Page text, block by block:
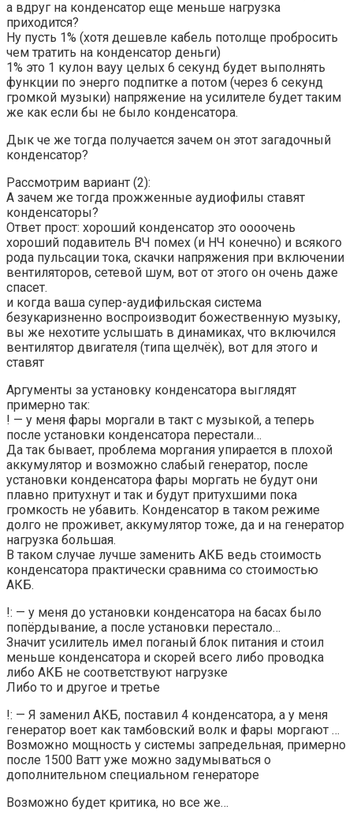
а вдруг на конденсатор еще меньше нагрузка
приходится?
Ну пусть 1% (хотя дешевле кабель потолще пробросить
чем тратить на конденсатор деньги)
1% это 1 кулон вауу целых 6 секунд будет выполнять
функции по энерго подпитке а потом (через 6 секунд
громкой музыки) напряжение на усилителе будет таким
же как если бы не было конденсатора.
Дык че же тогда получается зачем он этот загадочный
конденсатор?
Рассмотрим вариант (2):
А зачем же тогда прожженные аудиофилы ставят
конденсаторы?
Ответ прост: хороший конденсатор это оооочень
хороший подавитель ВЧ помех (и НЧ конечно) и всякого
рода пульсации тока, скачки напряжения при включении
вентиляторов, сетевой шум, вот от этого он очень даже
спасет.
и когда ваша супер-аудифильская система
безукаризненно воспроизводит божественную музыку,
вы же нехотите услышать в динамиках, что включился
вентилятор двигателя (типа щелчёк), вот для этого и
ставят
Аргументы за установку конденсатора выглядят
примерно так:
! — у меня фары моргали в такт с музыкой, а теперь
после установки конденсатора перестали…
Да так бывает, проблема моргания упирается в плохой
аккумулятор и возможно слабый генератор, после
установки конденсатора фары моргать не будут они
плавно притухнут и так и будут притухшими пока
громкость не убавить. Конденсатор в таком режиме
долго не проживет, аккумулятор тоже, да и на генератор
нагрузка большая.
В таком случае лучше заменить АКБ ведь стоимость
конденсатора практически сравнима со стоимостью
АКБ.
!: — у меня до установки конденсатора на басах было
попёрдывание, а после установки перестало…
Значит усилитель имел поганый блок питания и стоил
меньше конденсатора и скорей всего либо проводка
либо АКБ не соответствуют нагрузке
Либо то и другое и третье
!: — Я заменил АКБ, поставил 4 конденсатора, а у меня
генератор воет как тамбовский волк и фары моргают …
Возможно мощность у системы запредельная, примерно
после 1500 Ватт уже можно задумываться о
дополнительном специальном генераторе
Возможно будет критика, но все же…